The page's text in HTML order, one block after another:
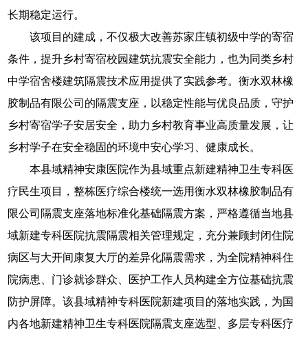
长期稳定运行。
该项目的建成，不仅极大改善苏家庄镇初级中学的寄宿
条件，提升乡村寄宿校园建筑抗震安全能力，也为同类乡村
中学宿舍楼建筑隔震技术应用提供了实践参考。衡水双林橡
胶制品有限公司的隔震支座，以稳定性能与优良品质，守护
乡村寄宿学子安居安全，助力乡村教育事业高质量发展，让
乡村学子在安全稳固的环境中安心学习、健康成长。
本县域精神安康医院作为县域重点新建精神卫生专科医
疗民生项目，整栋医疗综合楼统一选用衡水双林橡胶制品有
限公司隔震支座落地标准化基础隔震方案，严格遵循当地县
域新建专科医院抗震隔震相关管理规定，充分兼顾封闭住院
病区与大开间康复大厅的差异化隔震需求，为全院精神科住
院病患、门诊就诊群众、医护工作人员构建全方位基础抗震
防护屏障。该县域精神专科医院新建项目的落地实践，为国
内各地新建精神卫生专科医院隔震支座选型、多层专科医疗